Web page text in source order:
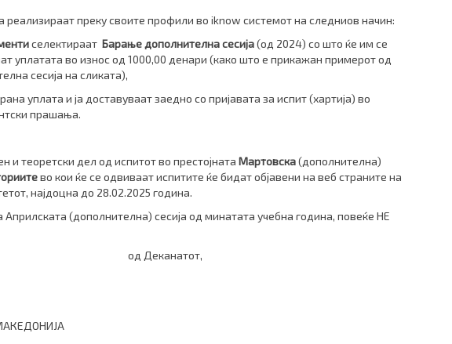
реализираат преку своите профили во iknow системотна следниов начин:
селектираат Барање дополнителна сесија(од 2024) со што ќе им се
уплатата во износ од 1000,00 денари (како што е прикажан примерот од
сесија на сликата),
уплата и ја доставуваат заедно со пријавата за испит (хартија) во
прашања.
и теоретски дел од испитот во престојната Мартовска(дополнителна)
во кои ќе се одвиваат испитите ќе бидат објавени на веб страните на
најдоцна до 28.02.2025 година.
(дополнителна) сесија од минатата учебна година, повеќе НЕ
од Деканатот,